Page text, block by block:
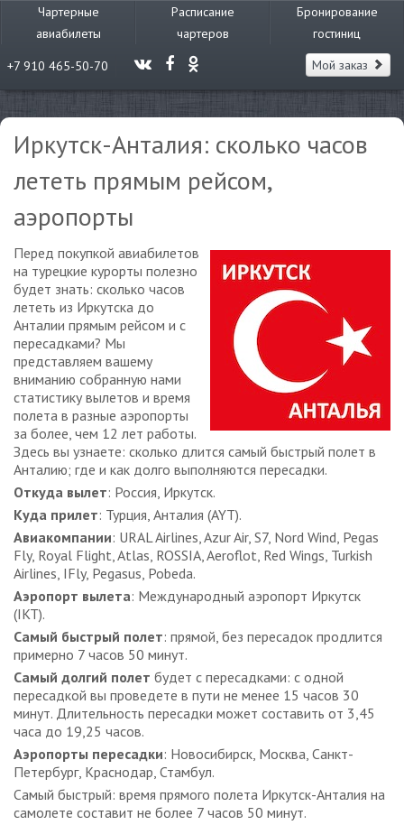
Чартерные
авиабилеты
Расписание
чартеров
Бронирование
гостиниц
+7 910 465-50-70
Мой заказ
Иркутск-Анталия: сколько часов
лететь прямым рейсом,
аэропорты
Перед покупкой авиабилетов
на турецкие курорты полезно
будет знать: сколько часов
лететь из Иркутска до
Анталии прямым рейсом и с
пересадками? Мы
представляем вашему
вниманию собранную нами
статистику вылетов и время
полета в разные аэропорты
за более, чем 12 лет работы.
Здесь вы узнаете: сколько длится самый быстрый полет в
Анталию; где и как долго выполняются пересадки.
Откуда вылет: Россия, Иркутск.
Куда прилет: Турция, Анталия (AYT).
Авиакомпании: URAL Airlines, Azur Air, S7, Nord Wind, Pegas
Fly, Royal Flight, Atlas, ROSSIA, Aeroflot, Red Wings, Turkish
Airlines, IFly, Pegasus, Pobeda.
Аэропорт вылета: Международный аэропорт Иркутск
(IKT).
Самый быстрый полет: прямой, без пересадок продлится
примерно 7 часов 50 минут.
Самый долгий полет будет с пересадками: с одной
пересадкой вы проведете в пути не менее 15 часов 30
минут. Длительность пересадки может составить от 3,45
часа до 19,25 часов.
Аэропорты пересадки: Новосибирск, Москва, Санкт-
Петербург, Краснодар, Стамбул.
Самый быстрый: время прямого полета Иркутск-Анталия на
самолете составит не более 7 часов 50 минут.